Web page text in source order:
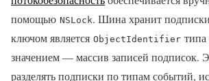
помощью NSLock. Шина хранит подписки
ключом является ObjectIdentifier типа
значением — массив записей подписок.
разделять подписки по типам событий,